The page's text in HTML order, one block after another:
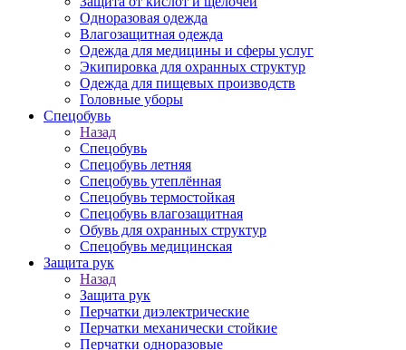
Одноразовая одежда
Влагозащитная одежда
Одежда для медицины и сферы услуг
Экипировка для охранных структур
Одежда для пищевых производств
Головные уборы
Спецобувь
Назад
Спецобувь
Спецобувь летняя
Спецобувь утеплённая
Спецобувь термостойкая
Спецобувь влагозащитная
Обувь для охранных структур
Спецобувь медицинская
Защита рук
Назад
Защита рук
Перчатки диэлектрические
Перчатки механически стойкие
Перчатки одноразовые